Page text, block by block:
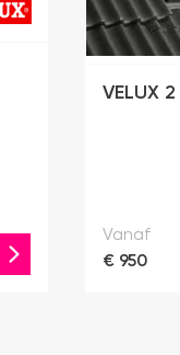
VELUX
Vanaf
€ 950